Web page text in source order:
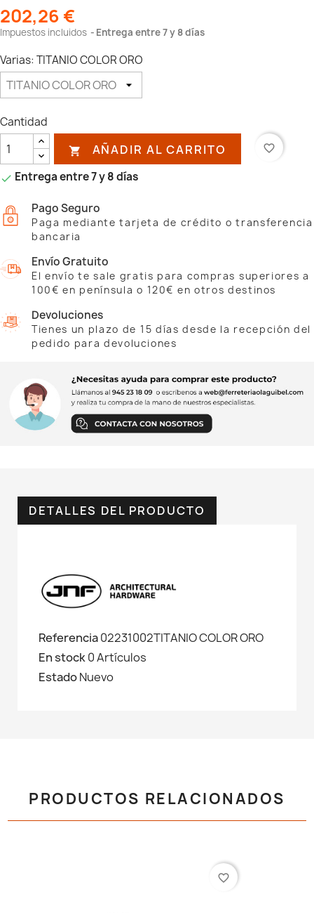
202,26 €
Impuestos incluidos Entrega entre 7 y 8 días
Varias: TITANIO COLOR ORO
Cantidad
 AÑADIR AL CARRITO favorite_border
 Entrega entre 7 y 8 días
Pago Seguro
Paga mediante tarjeta de crédito o transferencia
bancaria
Envío Gratuito
El envío te sale gratis para compras superiores a
100€ en península o 120€ en otros destinos
Devoluciones
Tienes un plazo de 15 días desde la recepción del
pedido para devoluciones
DETALLES DEL PRODUCTO
Referencia02231002TITANIO COLOR ORO
En stock0 Artículos
EstadoNuevo
PRODUCTOS RELACIONADOS
favorite_border